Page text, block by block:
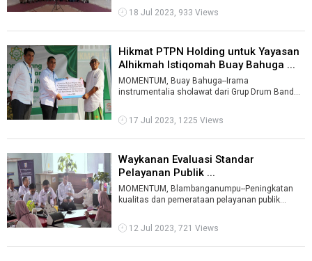
pemerin ...
18 Jul 2023, 933 Views
Hikmat PTPN Holding untuk Yayasan
Alhikmah Istiqomah Buay Bahuga ...
MOMENTUM, Buay Bahuga--Irama
instrumentalia sholawat dari Grup Drum Band
Waykanan, Lampun ...
17 Jul 2023, 1225 Views
Waykanan Evaluasi Standar
Pelayanan Publik ...
MOMENTUM, Blambanganumpu--Peningkatan
kualitas dan pemerataan pelayanan publik
...
12 Jul 2023, 721 Views